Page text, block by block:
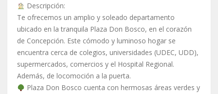
Descripción:
Te ofrecemos un amplio y soleado departamento
ubicado en la tranquila Plaza Don Bosco, en el corazón
de Concepción. Este cómodo y luminoso hogar se
encuentra cerca de colegios, universidades (UDEC, UDD),
supermercados, comercios y el Hospital Regional.
Además, de locomoción a la puerta.
Plaza Don Bosco cuenta con hermosas áreas verdes y